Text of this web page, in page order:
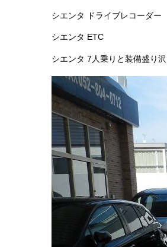
シエンタ ドライブレコーダー
シエンタ ETC
シエンタ 7人乗りと装備盛り